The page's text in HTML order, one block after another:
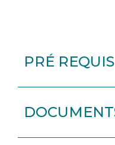
PRÉ REQUIS